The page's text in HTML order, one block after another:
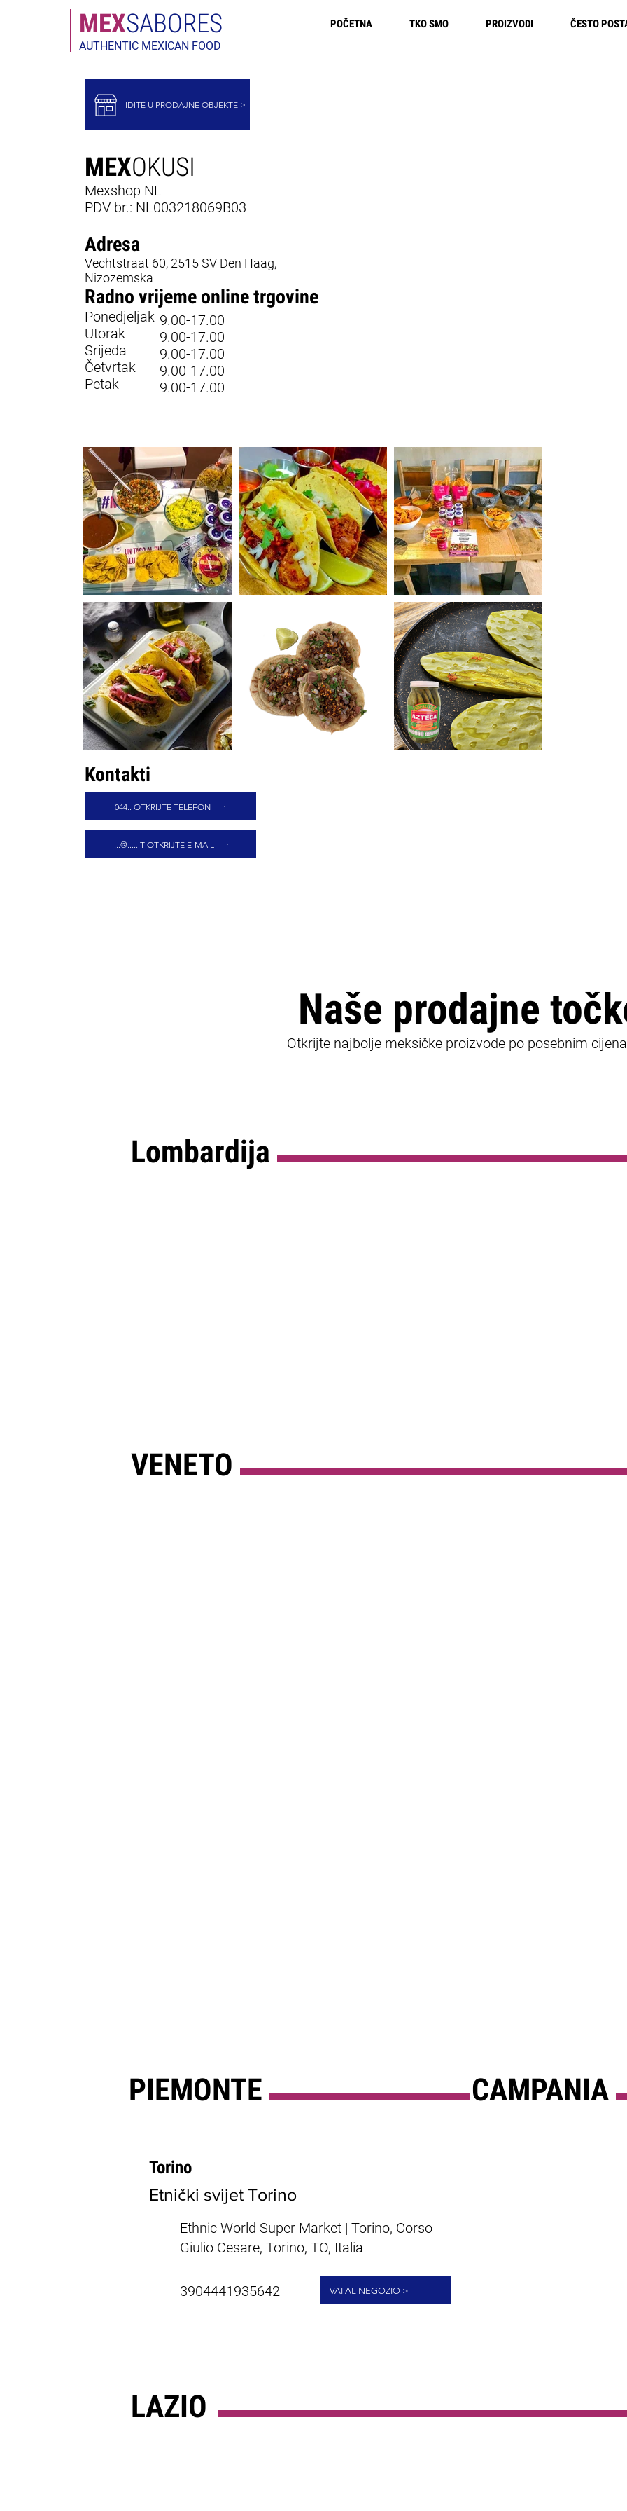
MEXSABORES
AUTHENTIC MEXICAN FOOD
POČETNA TKO SMO PROIZVODI ČESTO
IDITE U PRODAJNE OBJEKTE >
MEXOKUSI
Mexshop NL
PDV br.: NL003218069B03
Adresa
Vechtstraat 60, 2515 SV Den Haag,
Nizozemska
Radno vrijeme online trgovine
Ponedjeljak
Utorak
Srijeda
Četvrtak
Petak
9.00-17.00
9.00-17.00
9.00-17.00
9.00-17.00
9.00-17.00
Kontakti
044.. OTKRIJTE TELEFON
I...@.....IT OTKRIJTE E-MAIL
Naše prodajne
Otkrijte najbolje meksičke proizvode po posebnim
Lombardija
VENETO
PIEMONTE CAMPANIA
Torino
Etnički svijet Torino
Ethnic World Super Market | Torino, Corso
Giulio Cesare, Torino, TO, Italia
3904441935642 VAI AL NEGOZIO >
LAZIO